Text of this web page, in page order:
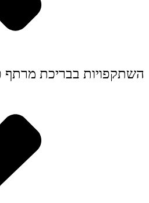
השתקפויות בבריכת מרתף